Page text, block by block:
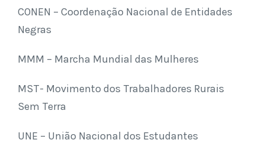
CONEN – Coordenação Nacional de Entidades
Negras
MMM – Marcha Mundial das Mulheres
MST- Movimento dos Trabalhadores Rurais
Sem Terra
UNE – União Nacional dos Estudantes